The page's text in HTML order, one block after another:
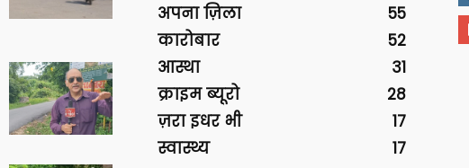
अपना ज़िला
55
कारोबार
52
आस्था
31
क्राइम ब्यूरो
28
ज़रा इधर भी
17
स्वास्थ्य
17